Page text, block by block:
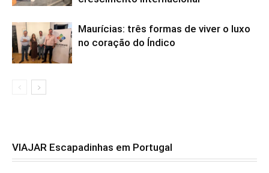
Maurícias: três formas de viver o luxo
no coração do Índico
VIAJAR Escapadinhas em Portugal